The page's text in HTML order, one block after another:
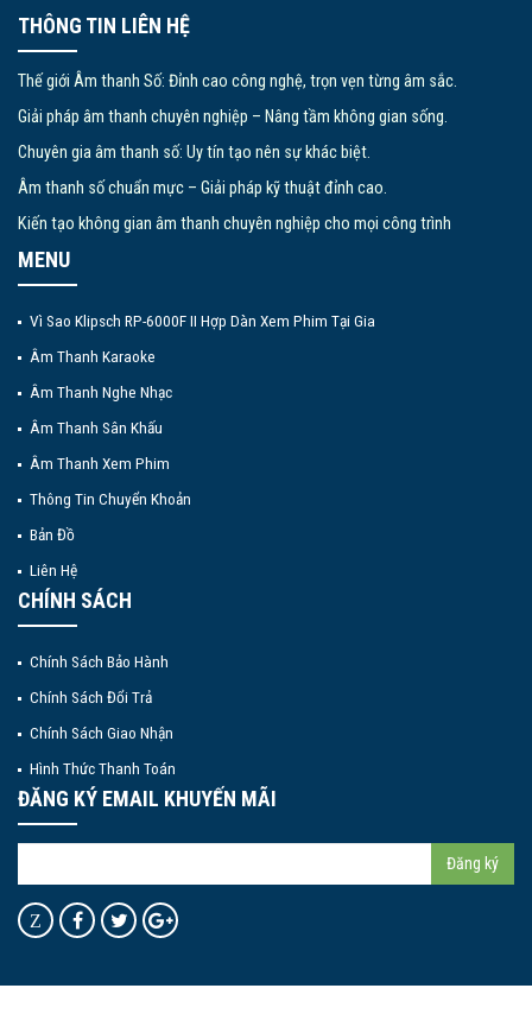
THÔNG TIN LIÊN HỆ
Thế giới Âm thanh Số: Đỉnh cao công nghệ, trọn vẹn từng âm sắc.
Giải pháp âm thanh chuyên nghiệp – Nâng tầm không gian sống.
Chuyên gia âm thanh số: Uy tín tạo nên sự khác biệt.
Âm thanh số chuẩn mực – Giải pháp kỹ thuật đỉnh cao.
Kiến tạo không gian âm thanh chuyên nghiệp cho mọi công trình
MENU
Vì Sao Klipsch RP-6000F II Hợp Dàn Xem Phim Tại Gia
Âm Thanh Karaoke
Âm Thanh Nghe Nhạc
Âm Thanh Sân Khấu
Âm Thanh Xem Phim
Thông Tin Chuyển Khoản
Bản Đồ
Liên Hệ
CHÍNH SÁCH
Chính Sách Bảo Hành
Chính Sách Đổi Trả
Chính Sách Giao Nhận
Hình Thức Thanh Toán
ĐĂNG KÝ EMAIL KHUYẾN MÃI
Đăng ký
Z